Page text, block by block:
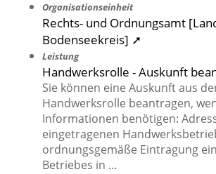
Organisationseinheit
Rechts- und Ordnungsamt
Bodenseekreis] ➚
Leistung
Handwerksrolle - Auskunft
Sie können eine Auskunft aus
Handwerksrolle beantragen,
Informationen benötigen:
eingetragenen
ordnungsgemäße Eintragung
Betriebes in …